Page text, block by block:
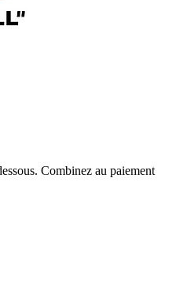
Combinez au paiement